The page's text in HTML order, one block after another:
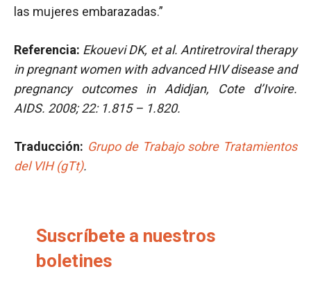
las mujeres embarazadas.”
Referencia: Ekouevi DK, et al. Antiretroviral therapy
in pregnant women with advanced HIV disease and
pregnancy outcomes in Adidjan, Cote d’Ivoire.
AIDS. 2008; 22: 1.815 – 1.820.
Traducción: Grupo de Trabajo sobre Tratamientos
del VIH (gTt).
Suscríbete a nuestros
boletines